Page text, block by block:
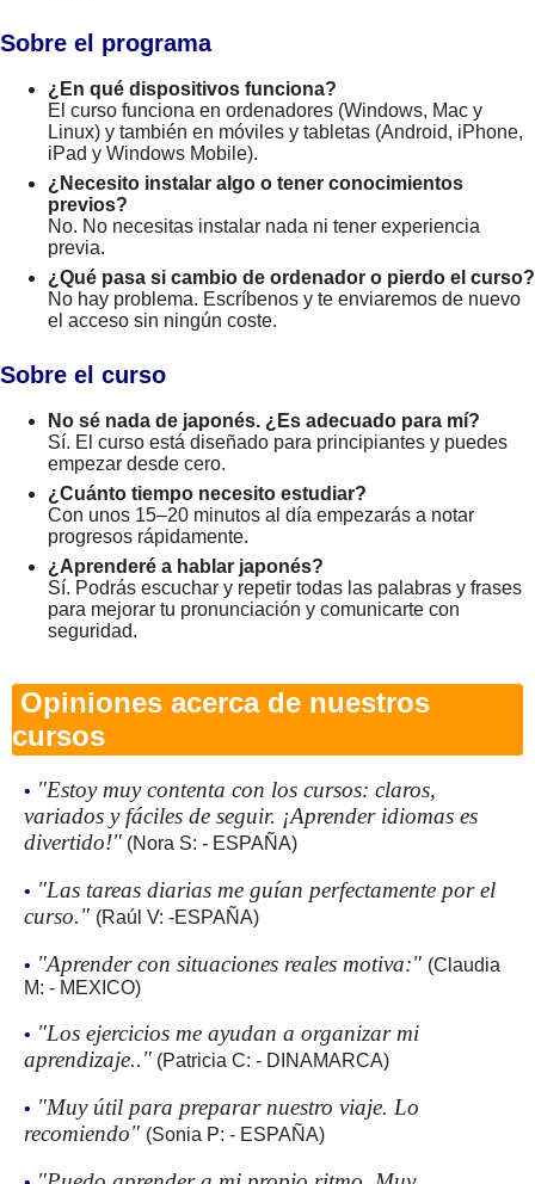
Sobre el programa
¿En qué dispositivos funciona?
El curso funciona en ordenadores (Windows, Mac y
Linux) y también en móviles y tabletas (Android, iPhone,
iPad y Windows Mobile).
¿Necesito instalar algo o tener conocimientos
previos?
No. No necesitas instalar nada ni tener experiencia
previa.
¿Qué pasa si cambio de ordenador o pierdo el curso?
No hay problema. Escríbenos y te enviaremos de nuevo
el acceso sin ningún coste.
Sobre el curso
No sé nada de japonés. ¿Es adecuado para mí?
Sí. El curso está diseñado para principiantes y puedes
empezar desde cero.
¿Cuánto tiempo necesito estudiar?
Con unos 15–20 minutos al día empezarás a notar
progresos rápidamente.
¿Aprenderé a hablar japonés?
Sí. Podrás escuchar y repetir todas las palabras y frases
para mejorar tu pronunciación y comunicarte con
seguridad.
Opiniones acerca de nuestros
cursos
• "Estoy muy contenta con los cursos: claros,
variados y fáciles de seguir. ¡Aprender idiomas es
divertido!" (Nora S: - ESPAÑA)
• "Las tareas diarias me guían perfectamente por el
curso." (Raúl V: -ESPAÑA)
• "Aprender con situaciones reales motiva:" (Claudia
M: - MEXICO)
• "Los ejercicios me ayudan a organizar mi
aprendizaje.." (Patricia C: - DINAMARCA)
• "Muy útil para preparar nuestro viaje. Lo
recomiendo" (Sonia P: - ESPAÑA)